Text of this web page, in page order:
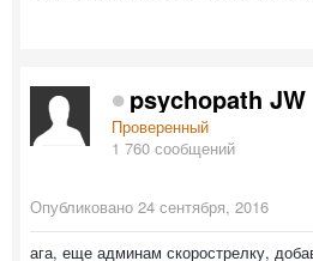
psychopath JW
Проверенный
1 760 сообщений
Опубликовано 24 сентября, 2016
ага, еще админам скорострелку,